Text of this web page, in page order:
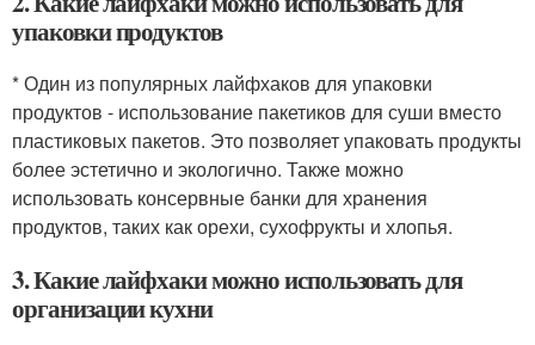
упаковки продуктов
* Один из популярных лайфхаков для упаковки
продуктов - использование пакетиков для суши вместо
пластиковых пакетов. Это позволяет упаковать продукты
более эстетично и экологично. Также можно
использовать консервные банки для хранения
продуктов, таких как орехи, сухофрукты и хлопья.
3. Какие лайфхаки можно использовать для
организации кухни